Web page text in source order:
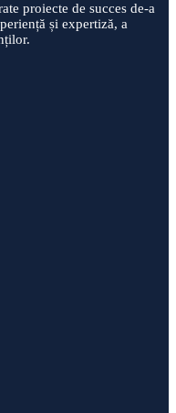
proiecte de succes de-a
și expertiză, a